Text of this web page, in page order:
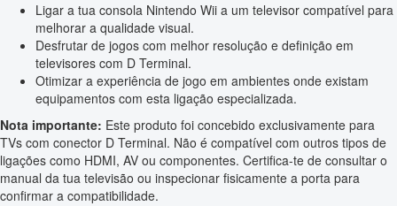
Ligar a tua consola Nintendo Wii a um televisor compatível para
melhorar a qualidade visual.
Desfrutar de jogos com melhor resolução e definição em
televisores com D Terminal.
Otimizar a experiência de jogo em ambientes onde existam
equipamentos com esta ligação especializada.
Nota importante: Este produto foi concebido exclusivamente para
TVs com conector D Terminal. Não é compatível com outros tipos de
ligações como HDMI, AV ou componentes. Certifica-te de consultar o
manual da tua televisão ou inspecionar fisicamente a porta para
confirmar a compatibilidade.